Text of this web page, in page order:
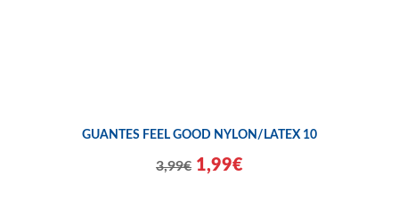
GUANTES FEEL GOOD NYLON/LATEX 10
3,99€ 1,99€